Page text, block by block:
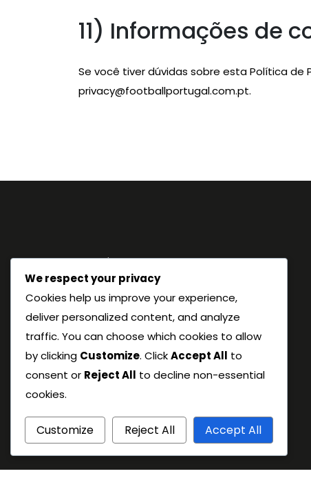
11) Informações de
Se você tiver dúvidas sobre esta Política
privacy@footballportugal.com.pt.
Jurídico
Cookies e rastreamento
Fale conosco
We respect your privacy
Cookies help us improve your experience,
deliver personalized content, and analyze
traffic. You can choose which cookies to allow
by clicking Customize. ClickAccept All to
consent or Reject All to decline non-essential
cookies.
Customize Reject All Accept All